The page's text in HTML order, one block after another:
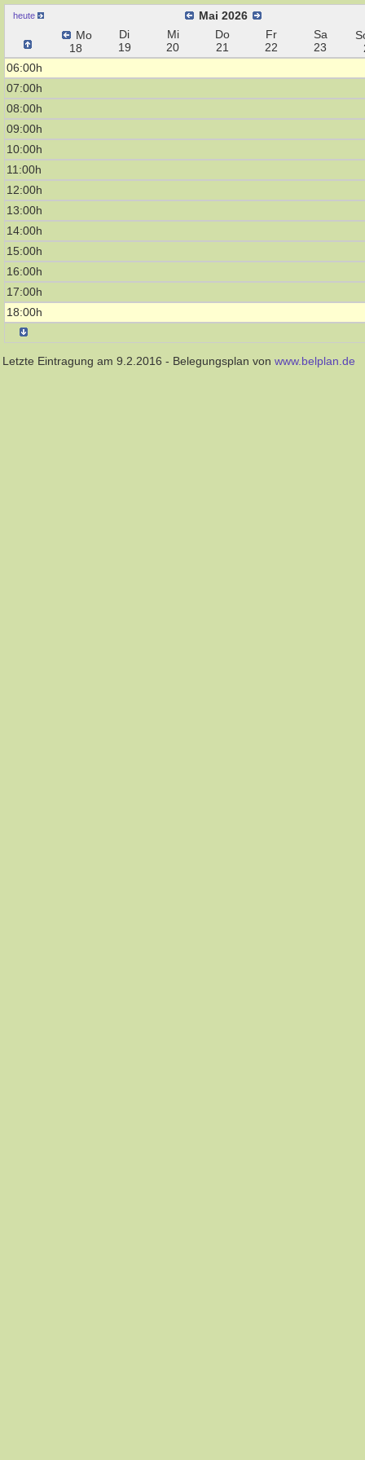
heute
Mai 2026
Mo
18
Di
19
Mi
20
Do
21
Fr
22
Sa
23
06:00h
07:00h
08:00h
09:00h
10:00h
11:00h
12:00h
13:00h
14:00h
15:00h
16:00h
17:00h
18:00h
Letzte Eintragung am 9.2.2016 - Belegungsplan von www.belplan.de